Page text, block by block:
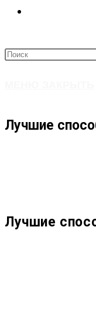
ПОИСК
Лучшие
Лучшие